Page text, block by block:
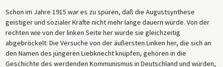
Schon im Jahre 1915 war es zu spüren, daß die Augustsynthese
geistiger und sozialer Kräfte nicht mehr lange dauern würde. Von der
rechten wie von der linken Seite her wurde sie gleichzeitig
abgebröckelt. Die Versuche von der äußersten Linken her, die sich an
den Namen des jüngeren Liebknecht knüpfen, gehören in die
Geschichte des werdenden Kommunismus in Deutschland und würden,